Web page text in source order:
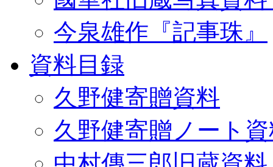
今泉雄作『記事珠』
資料目録
久野健寄贈資料
久野健寄贈ノート